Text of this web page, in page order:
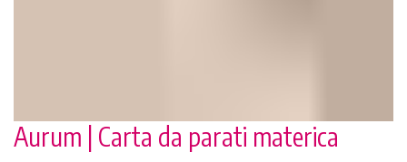
Aurum | Carta da parati materica